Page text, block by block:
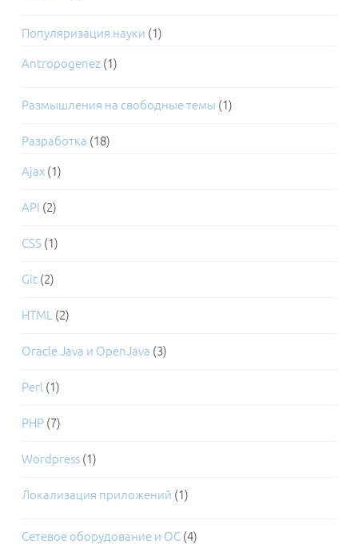
Популяризация науки (1)
Antropogenez (1)
Размышления на свободные темы (1)
Разработка (18)
Ajax (1)
API (2)
CSS (1)
Git (2)
HTML (2)
Oracle Java и OpenJava (3)
Perl (1)
PHP (7)
Wordpress (1)
Локализация приложений (1)
Сетевое оборудование и ОС (4)